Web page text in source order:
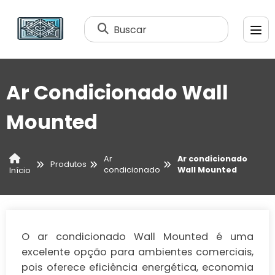
Buscar
Ar Condicionado Wall
Mounted
Início
Produtos
Ar
condicionado
Ar condicionado
Wall Mounted
O ar condicionado Wall Mounted é uma
excelente opção para ambientes comerciais,
pois oferece eficiência energética, economia